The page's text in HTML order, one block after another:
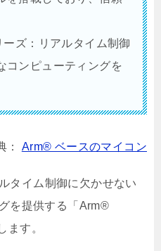
ズ：リアルタイム制御
コンピューティングを
： Arm® ベースのマイコン
タイム制御に欠かせない
を提供する「Arm®
ます。